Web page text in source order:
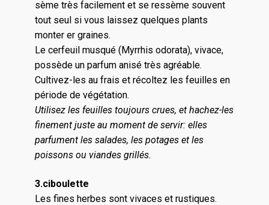
sème très facilement et se ressème souvent
tout seul si vous laissez quelques plants
monter er graines.
Le cerfeuil musqué (Myrrhis odorata), vivace,
possède un parfum anisé très agréable.
Cultivez-les au frais et récoltez les feuilles en
période de végétation.
Utilisez les feuilles toujours crues, et hachez-les
finement juste au moment de servir: elles
parfument les salades, les potages et les
poissons ou viandes grillés.
3.ciboulette
Les fines herbes sont vivaces et rustiques.